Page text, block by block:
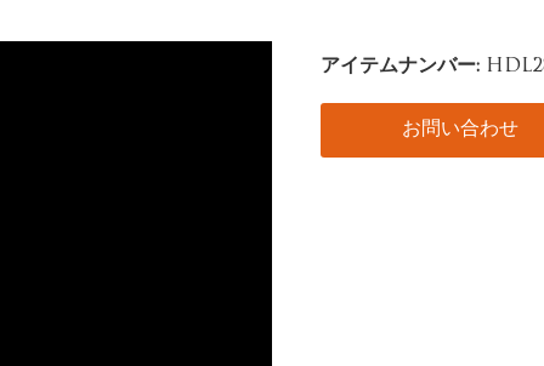
アイテムナンバー:
お問い合わせ